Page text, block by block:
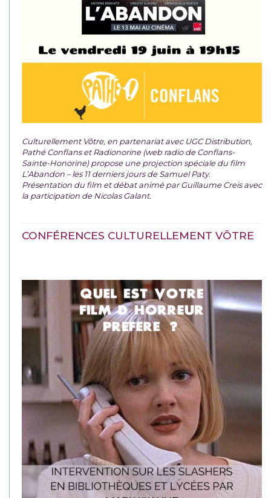
Culturellement Vôtre, en partenariat avec UGC Distribution,
Pathé Conflans et Radionorine (web radio de Conflans-
Sainte-Honorine) propose une projection spéciale du film
L’Abandon – les 11 derniers jours de Samuel Paty.
Présentation du film et débat animé par Guillaume Creis avec
la participation de Nicolas Galant.
CONFÉRENCES CULTURELLEMENT VÔTRE